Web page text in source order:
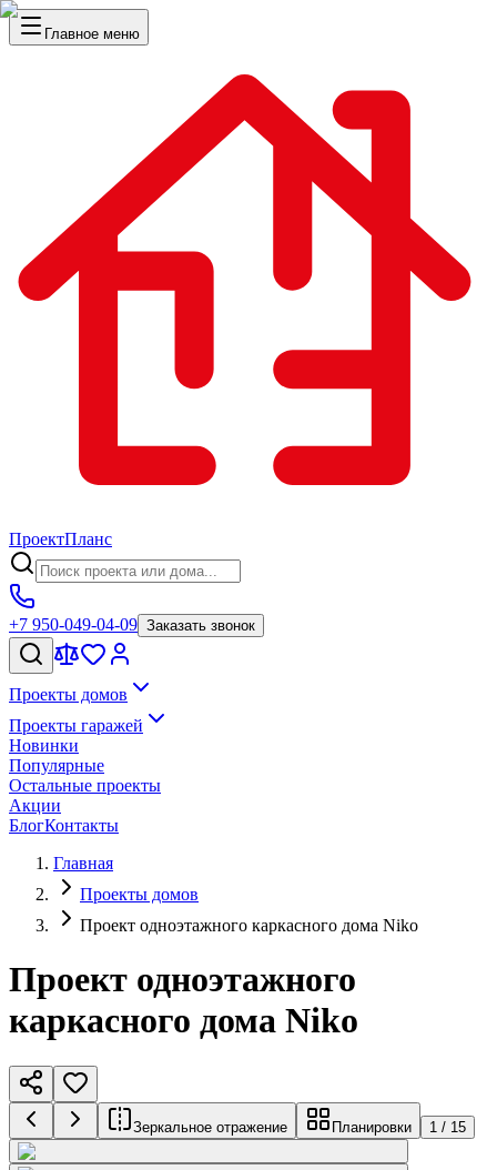
Главное меню
ПроектПланс
+7 950-049-04-09 Заказать звонок
Проекты домов
Проекты гаражей
Новинки
Популярные
Остальные проекты
Акции
БлогКонтакты
Главная
Проекты домов
Проект одноэтажного каркасного дома Niko
Проект одноэтажного
каркасного дома Niko
Зеркальное отражение Планировки 1 / 15